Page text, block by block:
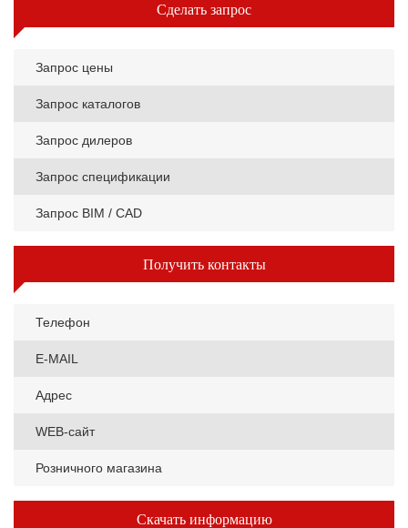
Сделать запрос
Запрос цены
Запрос каталогов
Запрос дилеров
Запрос спецификации
Запрос BIM / CAD
Получить контакты
Телефон
E-MAIL
Адрес
WEB-сайт
Розничного магазина
Скачать информацию